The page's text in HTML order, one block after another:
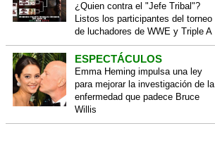
¿Quien contra el "Jefe Tribal"?
Listos los participantes del torneo
de luchadores de WWE y Triple A
ESPECTÁCULOS
Emma Heming impulsa una ley
para mejorar la investigación de la
enfermedad que padece Bruce
Willis